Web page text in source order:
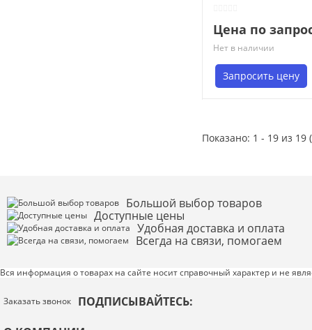
Цена по
Нет в наличии
Запросить цену
Показано: 1 - 19 из 19
Большой выбор товаров
Доступные цены
Удобная доставка и оплата
Всегда на связи, помогаем
Вся информация о товарах на сайте носит справочный характер и не
Заказать звонок
ПОДПИСЫВАЙТЕСЬ: